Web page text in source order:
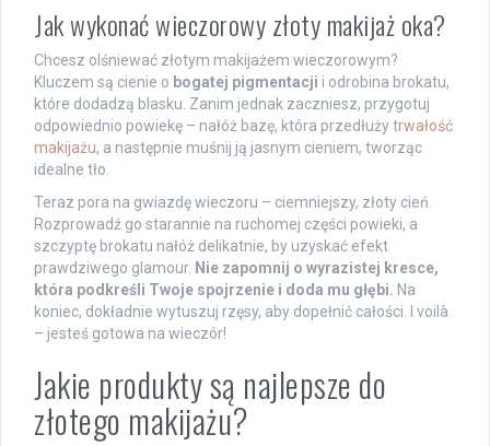
Jak wykonać wieczorowy złoty makijaż oka?
Chcesz olśniewać złotym makijażem wieczorowym?
Kluczem są cienie o bogatej pigmentacji i odrobina brokatu,
które dodadzą blasku. Zanim jednak zaczniesz, przygotuj
odpowiednio powiekę – nałóż bazę, która przedłużytrwałość
makijażu, a następnie muśnij ją jasnym cieniem, tworząc
idealne tło.
Teraz pora na gwiazdę wieczoru – ciemniejszy, złoty cień.
Rozprowadź go starannie na ruchomej części powieki, a
szczyptę brokatu nałóż delikatnie, by uzyskać efekt
prawdziwego glamour. Nie zapomnij o wyrazistej kresce,
która podkreśli Twoje spojrzenie i doda mu głębi. Na
koniec, dokładnie wytuszuj rzęsy, aby dopełnić całości. I voilà
– jesteś gotowa na wieczór!
Jakie produkty są najlepsze do
złotego makijażu?